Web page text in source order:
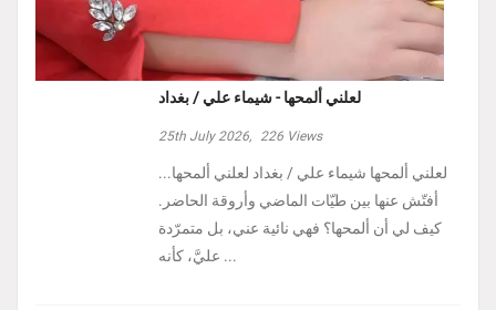
لعلني ألمحها - شيماء علي / بغداد
25th July 2026, 226 Views
لعلني ألمحها شيماء علي / بغداد لعلني ألمحها...
أفتّش عنها بين طيّات الماضي وأروقة الحاضر.
كيف لي أن ألمحها؟ فهي نائية عني، بل متمرّدة
عليَّ، كأنه ...